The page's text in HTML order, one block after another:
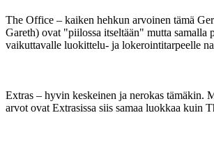
The Office – kaiken hehkun arvoinen tämä
Gareth) ovat "piilossa itseltään" mutta
vaikuttavalle luokittelu- ja lokerointitarpeelle
Extras – hyvin keskeinen ja nerokas tämäkin.
arvot ovat Extrasissa siis samaa luokkaa kuin